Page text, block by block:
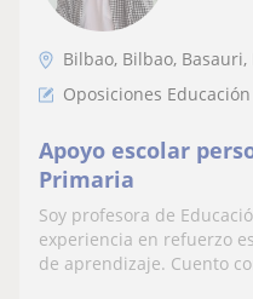
Bilbao, Bilbao, Basauri,
Oposiciones Educación
Apoyo escolar
Primaria
Soy profesora de
experiencia en refuerzo
de aprendizaje. Cuento